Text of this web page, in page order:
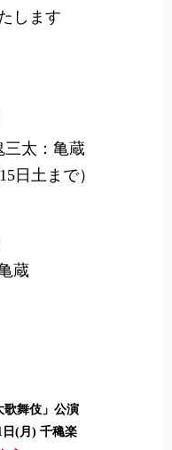
します
三太：亀蔵
日土まで）
蔵
舞伎」公演
日(月) 千穐楽